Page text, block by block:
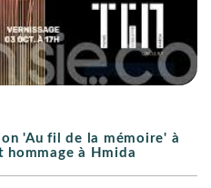
'Au fil de la mémoire' à
hommage à Hmida